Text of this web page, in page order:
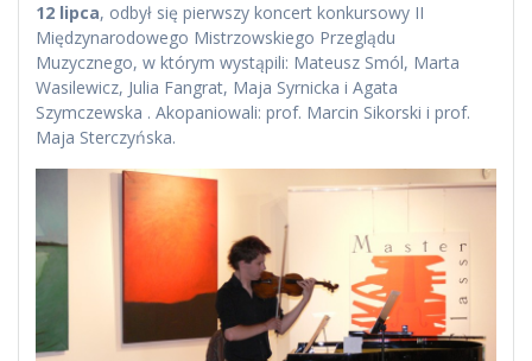
12 lipca, odbył się pierwszy koncert konkursowy II
Międzynarodowego Mistrzowskiego Przeglądu
Muzycznego, w którym wystąpili: Mateusz Smól, Marta
Wasilewicz, Julia Fangrat, Maja Syrnicka i Agata
Szymczewska . Akopaniowali: prof. Marcin Sikorski i prof.
Maja Sterczyńska.